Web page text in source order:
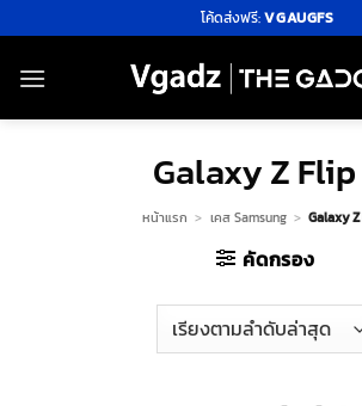
ไป
ยัง
โค้ดส่งฟรี:VGAUGFS
Galaxy Z
หน้าแรก > เคส Samsung > Galaxy
คัดกรอง